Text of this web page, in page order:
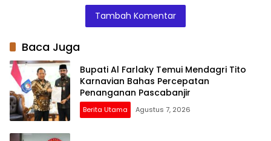
Juara Lewat
Drama Adu
Penalti
Kolaborasi
Tambah Komentar
Baca Juga
Bupati Al Farlaky Temui Mendagri Tito
Karnavian Bahas Percepatan
Penanganan Pascabanjir
Berita Utama Agustus 7, 2026